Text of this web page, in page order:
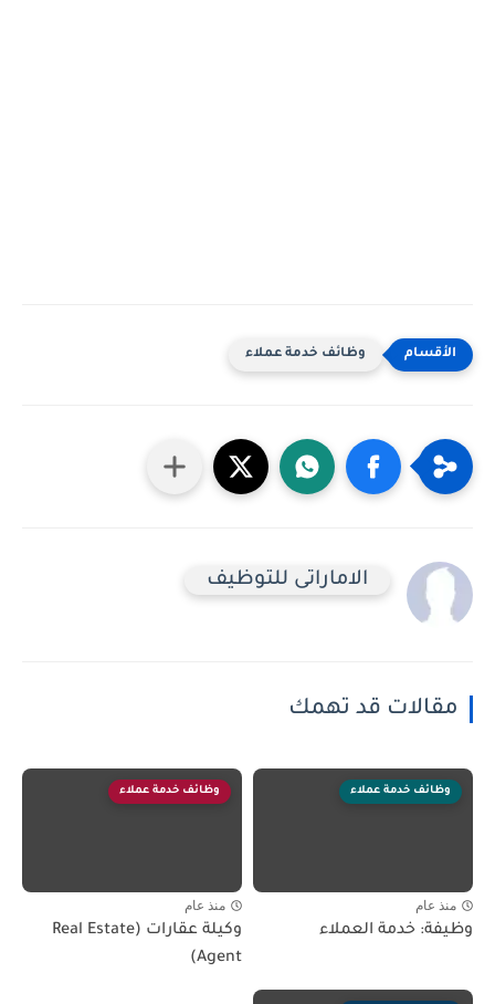
وظائف خدمة عملاء
الاماراتى للتوظيف
مقالات قد تهمك
وظائف خدمة عملاء
منذ عام
وظيفة: خدمة العملاء
وظائف خدمة عملاء
منذ عام
وكيلة عقارات (Real Estate
Agent)